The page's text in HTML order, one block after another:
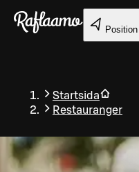
Gå till huvudinnehållet
Position
Startsida
Restauranger